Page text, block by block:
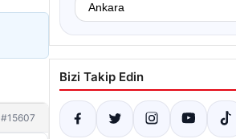
#15607
Bizi Takip Edin